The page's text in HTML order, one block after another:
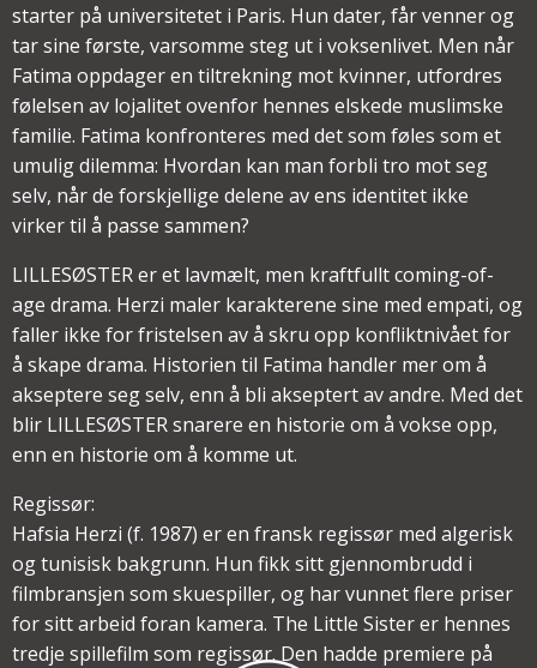
starter på universitetet i Paris. Hun dater, får venner og
tar sine første, varsomme steg ut i voksenlivet. Men når
Fatima oppdager en tiltrekning mot kvinner, utfordres
følelsen av lojalitet ovenfor hennes elskede muslimske
familie. Fatima konfronteres med det som føles som et
umulig dilemma: Hvordan kan man forbli tro mot seg
selv, når de forskjellige delene av ens identitet ikke
virker til å passe sammen?
LILLESØSTER er et lavmælt, men kraftfullt coming-of-
age drama. Herzi maler karakterene sine med empati, og
faller ikke for fristelsen av å skru opp konfliktnivået for
å skape drama. Historien til Fatima handler mer om å
akseptere seg selv, enn å bli akseptert av andre. Med det
blir LILLESØSTER snarere en historie om å vokse opp,
enn en historie om å komme ut.
Regissør:
Hafsia Herzi (f. 1987) er en fransk regissør med algerisk
og tunisisk bakgrunn. Hun fikk sitt gjennombrudd i
filmbransjen som skuespiller, og har vunnet flere priser
for sitt arbeid foran kamera. The Little Sister er hennes
tredje spillefilm som regissør. Den hadde premiere på